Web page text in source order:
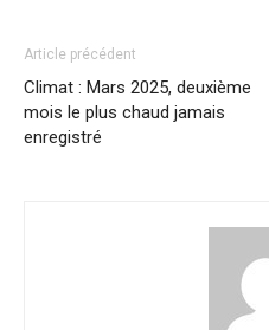
Article précédent
Climat : Mars 2025, deuxième
mois le plus chaud jamais
enregistré